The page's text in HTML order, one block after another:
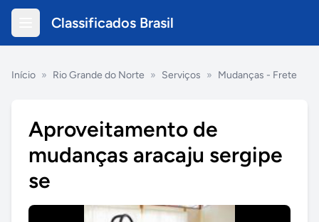
Classificados Brasil
Início » Rio Grande do Norte » Serviços » Mudanças - Frete
Aproveitamento de
mudanças aracaju sergipe
se